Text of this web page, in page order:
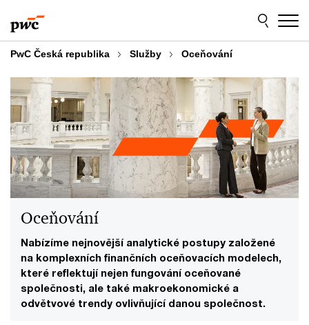
to
content
to
footer
PwC Česká republika Služby Oceňování
Nabízíme nejnovější analytické postupy založené
na komplexních finančních oceňovacích modelech,
které reflektují nejen fungování oceňované
společnosti, ale také makroekonomické a
odvětvové trendy ovlivňující danou společnost.
Oceňování